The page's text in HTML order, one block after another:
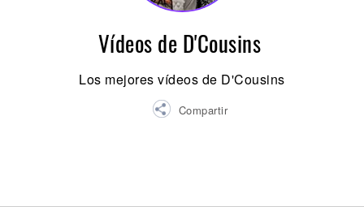
Vídeos de D'Cousins
Los mejores vídeos de D'Cousins
Compartir